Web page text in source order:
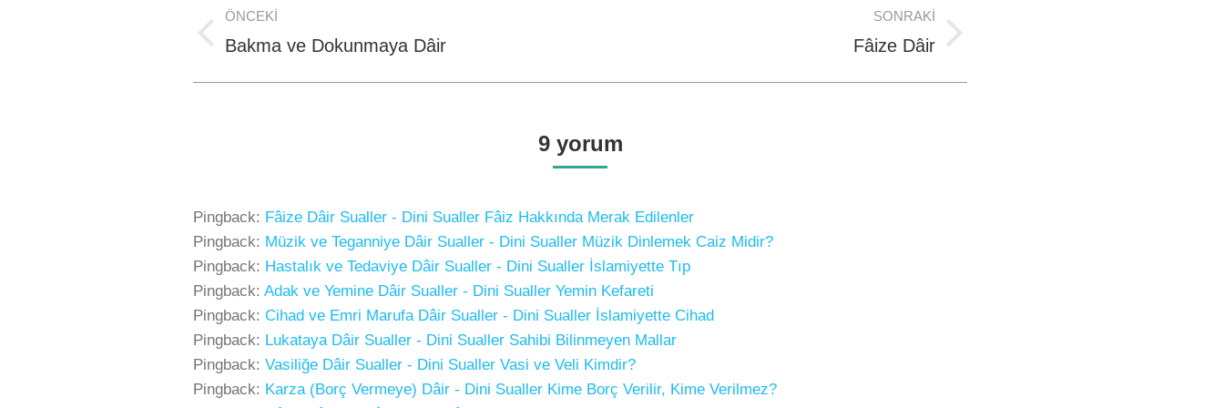
navigation
ÖNCEKI
Previous
Bakma ve Dokunmaya Dâir
SONRAKI
Fâize Dâir
9 yorum
Pingback: Fâize Dâir Sualler - Dini Sualler Fâiz Hakkında Merak Edilenler
Pingback: Müzik ve Teganniye Dâir Sualler - Dini Sualler Müzik Dinlemek Caiz Midir?
Pingback: Hastalık ve Tedaviye Dâir Sualler - Dini Sualler İslamiyette Tıp
Pingback: Adak ve Yemine Dâir Sualler - Dini Sualler Yemin Kefareti
Pingback: Cihad ve Emri Marufa Dâir Sualler - Dini Sualler İslamiyette Cihad
Pingback: Lukataya Dâir Sualler - Dini Sualler Sahibi Bilinmeyen Mallar
Pingback: Vasiliğe Dâir Sualler - Dini Sualler Vasi ve Veli Kimdir?
Pingback: Karza (Borç Vermeye) Dâir - Dini Sualler Kime Borç Verilir, Kime Verilmez?